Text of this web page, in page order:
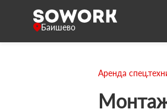
Баишево
Аренда